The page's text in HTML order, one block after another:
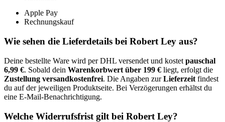
Apple Pay
Rechnungskauf
Wie sehen die Lieferdetails bei Robert Ley aus?
Deine bestellte Ware wird per DHL versendet und kostet pauschal
6,99 €. Sobald dein Warenkorbwert über 199 € liegt, erfolgt die
Zustellung versandkostenfrei. Die Angaben zurLieferzeit findest
du auf der jeweiligen Produktseite. Bei Verzögerungen erhältst du
eine E-Mail-Benachrichtigung.
Welche Widerrufsfrist gilt bei Robert Ley?